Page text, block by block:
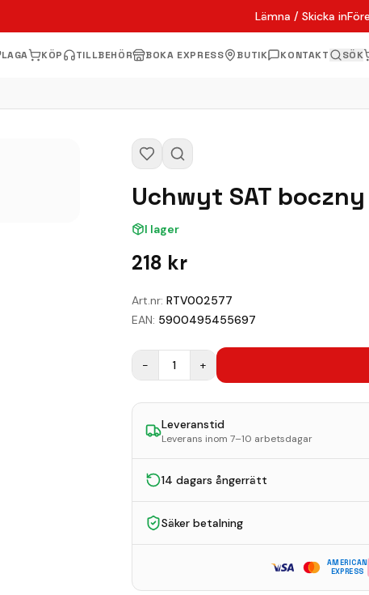
Lämna / Skicka in
LAGA KÖP TILLBEHÖR BOKA EXPRESS BUTIK KONTAKT SÖK
Uchwyt SAT
I lager
218 kr
Art.nr: RTV002577
EAN: 5900495455697
− 1 +
Leveranstid
Leverans inom 7–10 arbetsdagar
14 dagars ångerrätt
Säker betalning
AMERICAN
EXPRESS